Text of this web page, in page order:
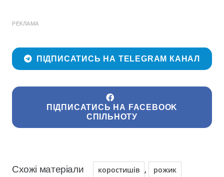
РЕКЛАМА
ПІДПИСАТИСЬ НА TELEGRAM КАНАЛ
ПІДПИСАТИСЬ НА FACEBOOK
СПІЛЬНОТУ
Схожі матеріали коростишів , рожик